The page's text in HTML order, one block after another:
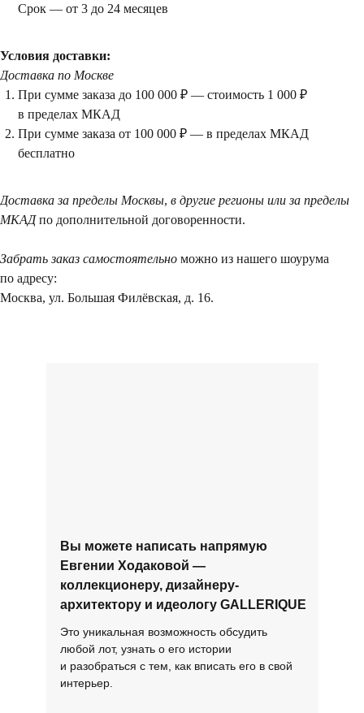
Срок — от 3 до 24 месяцев
Условия доставки:
Доставка по Москве
При сумме заказа до 100 000 ₽ — стоимость 1 000 ₽
в пределах МКАД
При сумме заказа от 100 000 ₽ — в пределах МКАД
бесплатно
Доставка за пределы Москвы, в другие регионы или за пределы
МКАДпо дополнительной договоренности.
Забрать заказ самостоятельно можно из нашего шоурума
по адресу:
Москва, ул. Большая Филёвская, д. 16.
Это уникальная возможность обсудить
любой лот, узнать о его истории
и разобраться с тем, как вписать его в свой
интерьер.
Вы можете написать напрямую
Евгении Ходаковой —
коллекционеру, дизайнеру-
архитектору и идеологу GALLERIQUE
Вы можете
архитектору и
Посещение только